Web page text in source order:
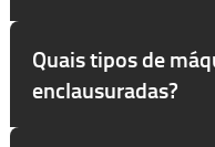
Quais tipos de
enclausuradas?